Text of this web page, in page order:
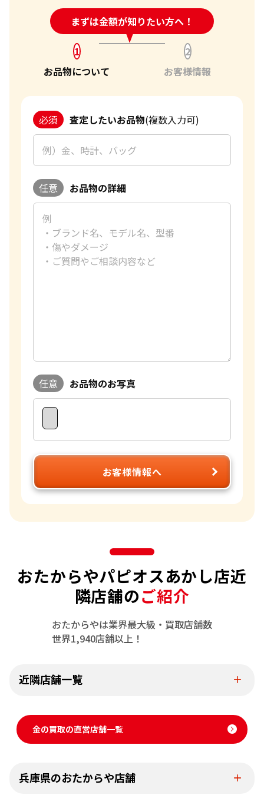
ただけることは、私たちの信頼を第一に考えたサービスが報
われた証です。今後もお客様からいただいた信頼を裏切らない
よう、サービスの向上に努め、さらに多くのお客様にご満足
いただけるよう精進してまいります。ブランド品以外にも、
金・貴金属や時計などのご売却をお考えの際は、ぜひ「おた
からや」をご利用ください。お客様の大切なお品物を最良の
価格でお取引できるよう、査定員一同、ご満足いただける買
取を提供してまいります。
改めて、この度はご利用いただき、誠にありがとうございまし
た。お客様のまたのご利用を心よりお待ち申し上げておりま
おたからやの金買取査定
金買取専門査定員
ショッピング
好きな言葉有言実行
好きなブランドハリーウィンストン
過去の買取品例おりん、インゴット
おたからやでは金の買取をする際に、今日の金の1gの買取相
ができるように心がけております。私共はお品物だけではなく
お客様一人ひとりの思いに寄り添い満足して帰っていただけ
るように丁寧な説明を致します。誠心誠意対応させていただき
ますので、是非おたからやのご利用をお待ちしております。
刻印のない金・貴金属は査定できますか？
大判・小判、外国金貨、古銭やコインなども買取してもら
「金・貴金属の査定」にはどれくらい時間がかかります
金・貴金属はいつ売るのがポイント？日によって買取価格
が違うって本当ですか？
貴金属の売り時はいつですか？
まずは金額が知りたい方へ！
24時間受付中!問い合わせフォーム
1
お品物について
2
お客様情報
必須 査定したいお品物(複数入力可)
任意 お品物の詳細
任意 お品物のお写真
お客様情報へ
おたからやパピオスあかし店近
隣店舗のご紹介
おたからやは業界最大級・買取店舗数
世界1,940店舗以上！
近隣店舗一覧
金の買取の直営店舗一覧
兵庫県のおたからや店舗